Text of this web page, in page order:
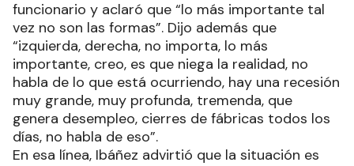
funcionario y aclaró que “lo más importante tal
vez no son las formas”. Dijo además que
“izquierda, derecha, no importa, lo más
importante, creo, es que niega la realidad, no
habla de lo que está ocurriendo, hay una recesión
muy grande, muy profunda, tremenda, que
genera desempleo, cierres de fábricas todos los
días, no habla de eso”.
En esa línea, Ibáñez advirtió que la situación es